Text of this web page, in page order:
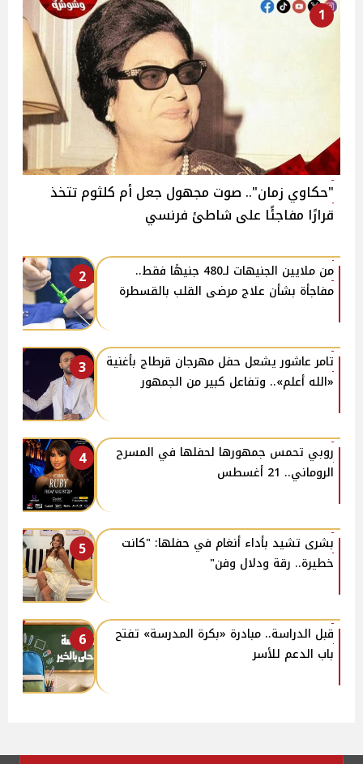
1
"حكاوي زمان".. صوت مجهول جعل أم كلثوم تتخذ
قرارًا مفاجئًا على شاطئ فرنسي
2
من ملايين الجنيهات لـ480 جنيهًا فقط..
مفاجأة بشأن علاج مرضى القلب بالقسطرة
3
تامر عاشور يشعل حفل مهرجان قرطاج بأغنية
«الله أعلم».. وتفاعل كبير من الجمهور
4
روبي تحمس جمهورها لحفلها في المسرح
الروماني.. 21 أغسطس
5
بشرى تشيد بأداء أنغام في حفلها: "كانت
خطيرة.. رقة ودلال وفن"
6
قبل الدراسة.. مبادرة «بكرة المدرسة» تفتح
باب الدعم للأسر